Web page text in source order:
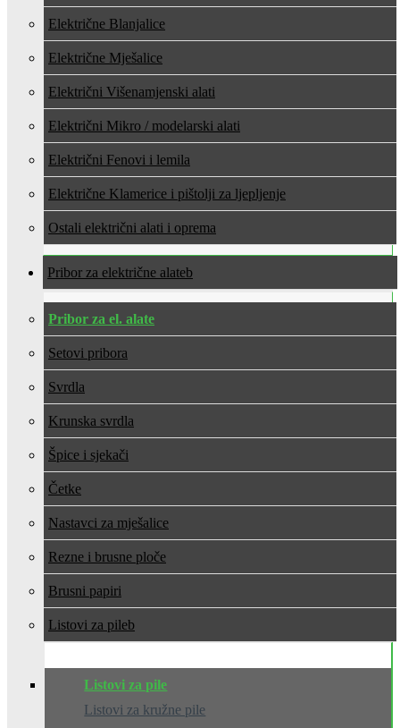
Električne Blanjalice
Električne Mješalice
Električni Višenamjenski alati
Električni Mikro / modelarski alati
Električni Fenovi i lemila
Električne Klamerice i pištolji za ljepljenje
Ostali električni alati i oprema
Pribor za električne alate
Pribor za el. alate
Setovi pribora
Svrdla
Krunska svrdla
Špice i sjekači
Četke
Nastavci za mješalice
Rezne i brusne ploče
Brusni papiri
Listovi za pile
Listovi za pile
Listovi za kružne pile